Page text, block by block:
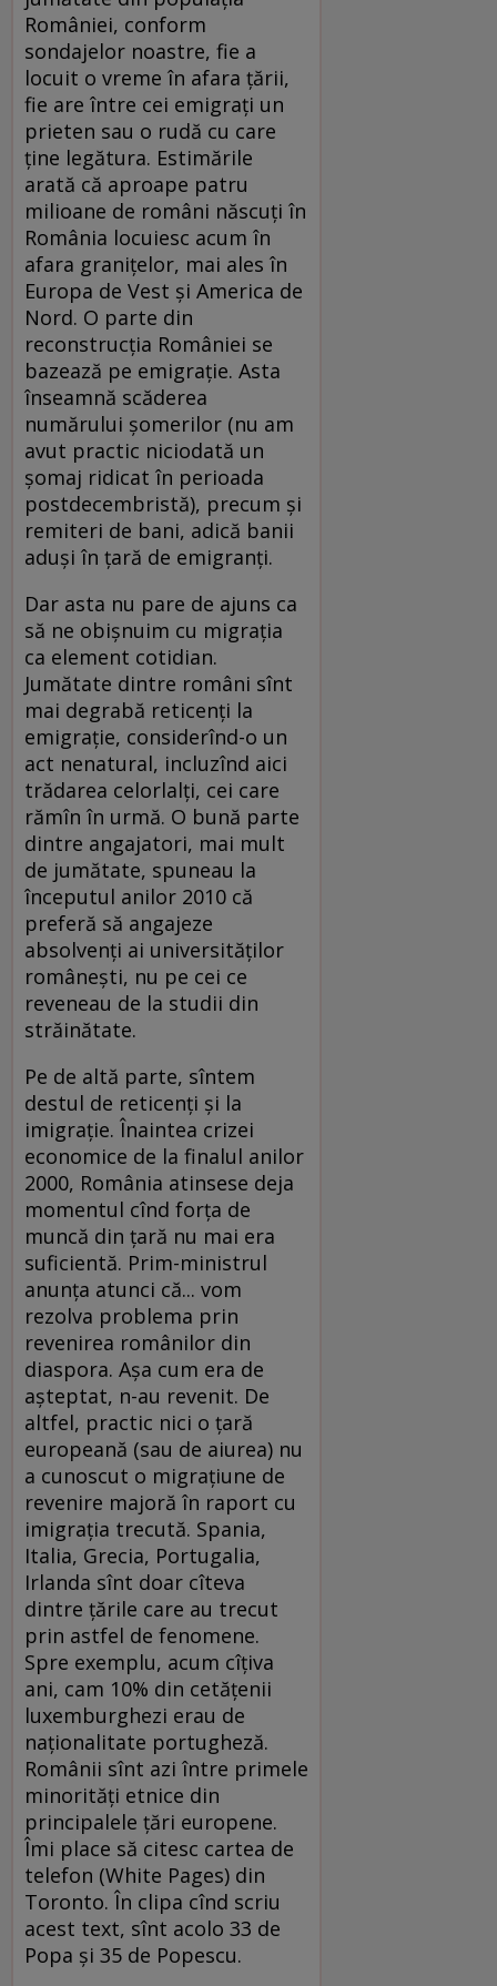
României, conform
sondajelor noastre, fie a
locuit o vreme în afara țării,
fie are între cei emigrați un
prieten sau o rudă cu care
ține legătura. Estimările
arată că aproape patru
milioane de români născuți în
România locuiesc acum în
afara granițelor, mai ales în
Europa de Vest și America de
Nord. O parte din
reconstrucția României se
bazează pe emigrație. Asta
înseamnă scăderea
numărului șomerilor (nu am
avut practic niciodată un
șomaj ridicat în perioada
postdecembristă), precum și
remiteri de bani, adică banii
aduși în țară de emigranți.
Dar asta nu pare de ajuns ca
să ne obișnuim cu migrația
ca element cotidian.
Jumătate dintre români sînt
mai degrabă reticenți la
emigrație, considerînd-o un
act nenatural, incluzînd aici
trădarea celorlalți, cei care
rămîn în urmă. O bună parte
dintre angajatori, mai mult
de jumătate, spuneau la
începutul anilor 2010 că
preferă să angajeze
absolvenți ai universităților
românești, nu pe cei ce
reveneau de la studii din
străinătate.
Pe de altă parte, sîntem
destul de reticenți și la
imigrație. Înaintea crizei
economice de la finalul anilor
2000, România atinsese deja
momentul cînd forța de
muncă din țară nu mai era
suficientă. Prim-ministrul
anunța atunci că... vom
rezolva problema prin
revenirea românilor din
diaspora. Așa cum era de
așteptat, n-au revenit. De
altfel, practic nici o țară
europeană (sau de aiurea) nu
a cunoscut o migrațiune de
revenire majoră în raport cu
imigrația trecută. Spania,
Italia, Grecia, Portugalia,
Irlanda sînt doar cîteva
dintre țările care au trecut
prin astfel de fenomene.
Spre exemplu, acum cîțiva
ani, cam 10% din cetățenii
luxemburghezi erau de
naționalitate portugheză.
Românii sînt azi între primele
minorități etnice din
principalele țări europene.
Îmi place să citesc cartea de
telefon (White Pages) din
Toronto. În clipa cînd scriu
acest text, sînt acolo 33 de
Popa și 35 de Popescu.